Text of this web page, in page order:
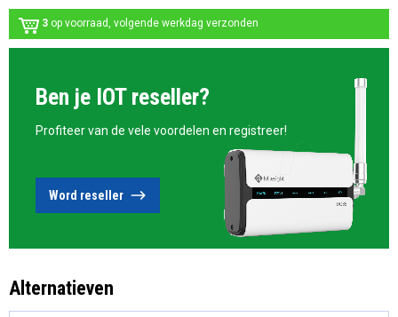
3 op voorraad, volgende werkdag verzonden
Ben je IOT reseller?
Profiteer van de vele voordelen en registreer!
Word reseller
Alternatieven